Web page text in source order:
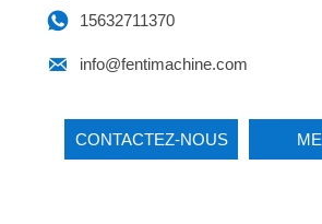
 15632711370
 info@fentimachine.com
CONTACTEZ-NOUS